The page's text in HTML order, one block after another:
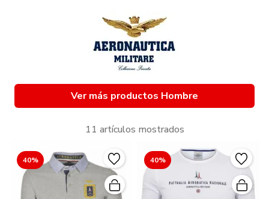
Ver más productos Hombre
11 artículos mostrados
40% 40%